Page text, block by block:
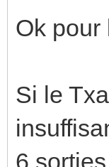
Ok pour
Si le
6